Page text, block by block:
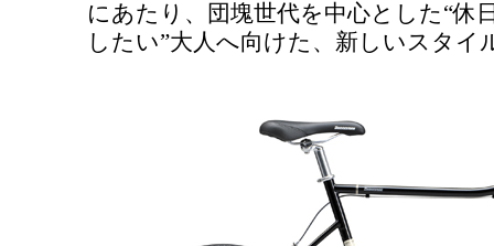
にあたり、団塊世代を中心とした“休
したい”大人へ向けた、新しいスタイ